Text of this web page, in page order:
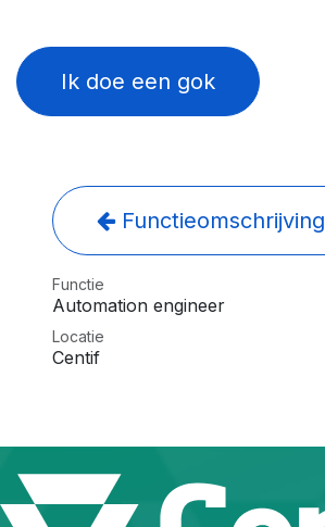
Ik doe een gok
Functieomschrijving
Functie
Automation engineer
Locatie
Centif